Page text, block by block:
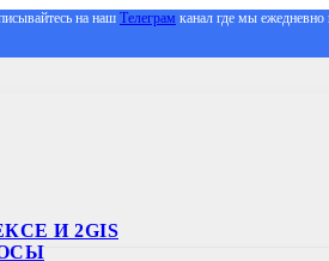
на наш Телеграм канал где мы
И 2GIS